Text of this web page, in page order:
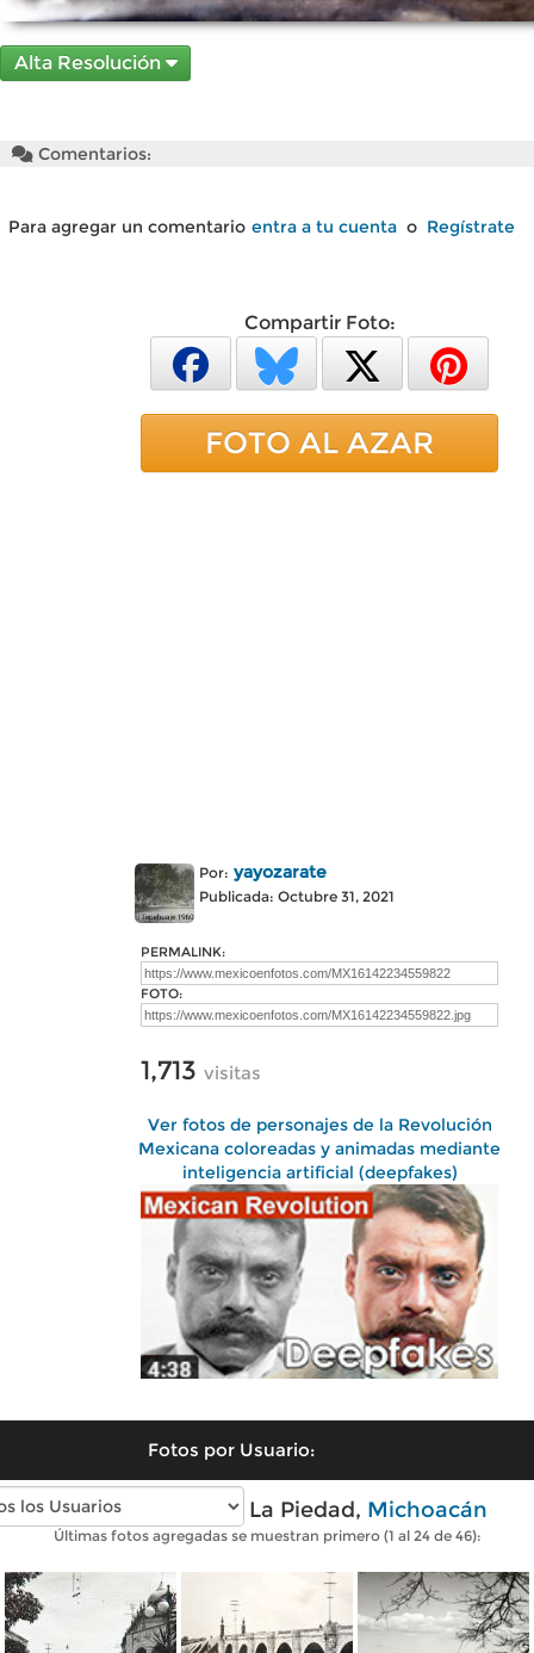
Alta Resolución
Comentarios:
Para agregar un comentario entra a tu cuenta o Regístrate
Compartir Foto:
FOTO AL AZAR
Por: yayozarate
Publicada: Octubre 31, 2021
PERMALINK:
FOTO:
1,713 visitas
Ver fotos de personajes de la Revolución
Mexicana coloreadas y animadas mediante
inteligencia artificial (deepfakes)
Fotos por Usuario:
Fotos antiguas de La Piedad, Michoacán
Últimas fotos agregadas se muestran primero (1 al 24 de 46):